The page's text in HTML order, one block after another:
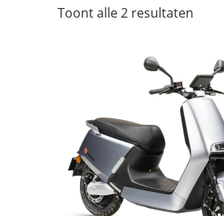
Toont alle 2 resultaten